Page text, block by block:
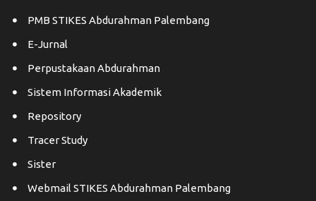
PMB STIKES Abdurahman Palembang
E-Jurnal
Perpustakaan Abdurahman
Sistem Informasi Akademik
Repository
Tracer Study
Sister
Webmail STIKES Abdurahman Palembang